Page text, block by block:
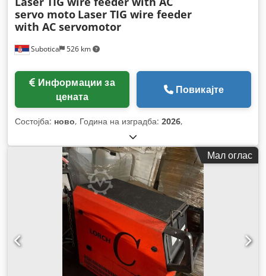
Subotica 526 km
servo moto Laser TIG wire feeder
with AC servomotor
цената
Повикајте
Состојба: ново, Година на изградба: 2026,
Мал оглас